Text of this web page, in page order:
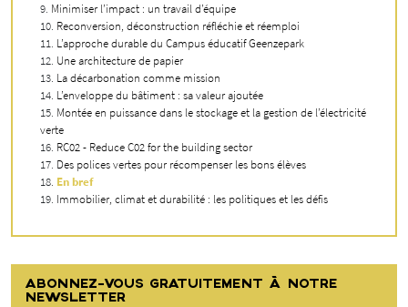
Minimiser l’impact : un travail d’équipe
Reconversion, déconstruction réfléchie et réemploi
L’approche durable du Campus éducatif Geenzepark
Une architecture de papier
La décarbonation comme mission
L’enveloppe du bâtiment : sa valeur ajoutée
Montée en puissance dans le stockage et la gestion de l’électricité
verte
RC02 - Reduce C02 for the building sector
Des polices vertes pour récompenser les bons élèves
En bref
Immobilier, climat et durabilité : les politiques et les défis
ABONNEZ-VOUS GRATUITEMENT À NOTRE
NEWSLETTER